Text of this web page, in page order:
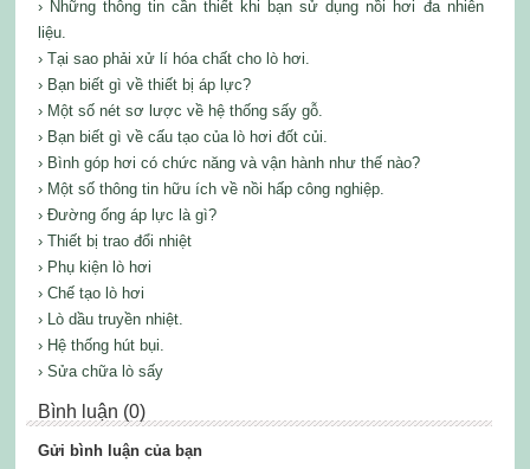
› Những thông tin cần thiết khi bạn sử dụng nồi hơi đa nhiên
liệu.
› Tại sao phải xử lí hóa chất cho lò hơi.
› Bạn biết gì về thiết bị áp lực?
› Một số nét sơ lược về hệ thống sấy gỗ.
› Bạn biết gì về cấu tạo của lò hơi đốt củi.
› Bình góp hơi có chức năng và vận hành như thế nào?
› Một số thông tin hữu ích về nồi hấp công nghiệp.
› Đường ống áp lực là gì?
› Thiết bị trao đổi nhiệt
› Phụ kiện lò hơi
› Chế tạo lò hơi
› Lò dầu truyền nhiệt.
› Hệ thống hút bụi.
› Sửa chữa lò sấy
Bình luận (0)
Gửi bình luận của bạn